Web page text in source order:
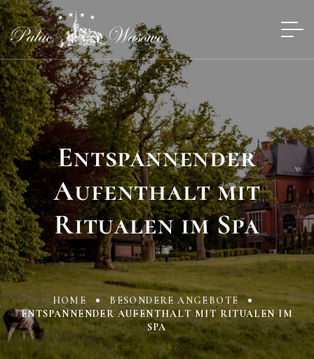
Entspannender
Aufenthalt mit
Ritualen im Spa
HOME
BESONDERE ANGEBOTE
ENTSPANNENDER AUFENTHALT MIT RITUALEN IM
SPA